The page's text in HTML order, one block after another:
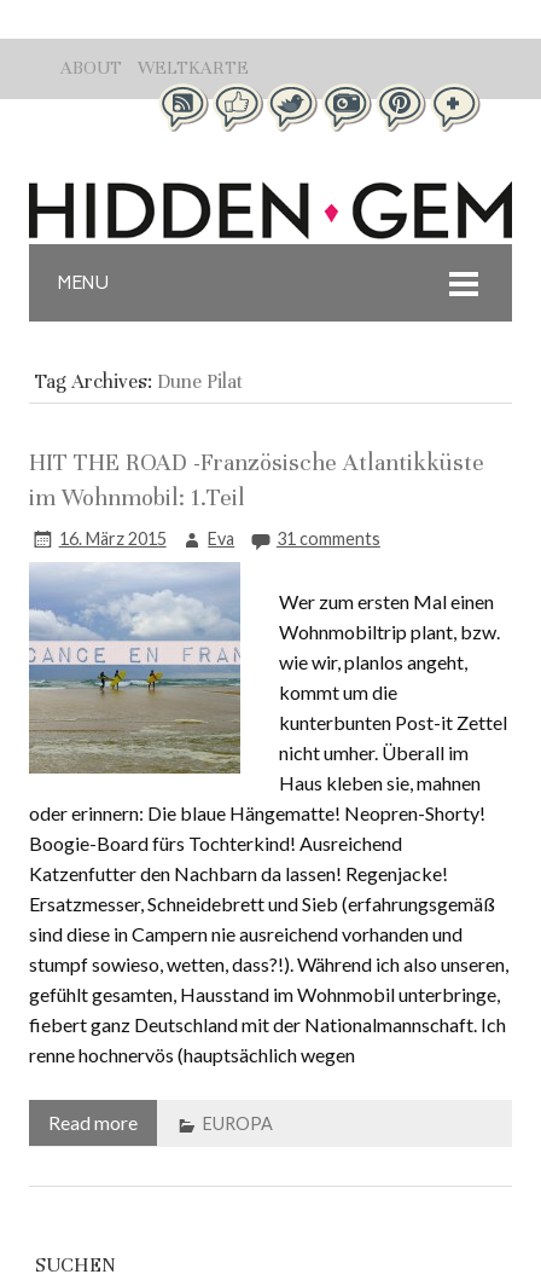
ABOUT WELTKARTE
MENU
Tag Archives: Dune Pilat
HIT THE ROAD -Französische Atlantikküste
im Wohnmobil: 1.Teil
16. März 2015 Eva 31 comments
Wer zum ersten Mal einen
Wohnmobiltrip plant, bzw.
wie wir, planlos angeht,
kommt um die
kunterbunten Post-it Zettel
nicht umher. Überall im
Haus kleben sie, mahnen
oder erinnern: Die blaue Hängematte! Neopren-Shorty!
Boogie-Board fürs Tochterkind! Ausreichend
Katzenfutter den Nachbarn da lassen! Regenjacke!
Ersatzmesser, Schneidebrett und Sieb (erfahrungsgemäß
sind diese in Campern nie ausreichend vorhanden und
stumpf sowieso, wetten, dass?!). Während ich also unseren,
gefühlt gesamten, Hausstand im Wohnmobil unterbringe,
fiebert ganz Deutschland mit der Nationalmannschaft. Ich
renne hochnervös (hauptsächlich wegen
Read more EUROPA
SUCHEN